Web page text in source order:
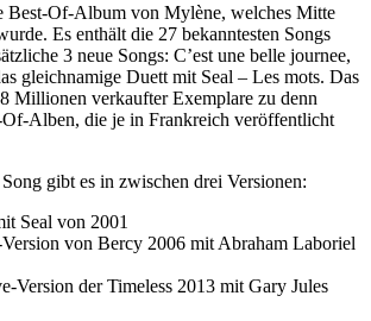
Best-Of-Album von Mylène, welches Mitte
Es enthält die 27 bekanntesten Songs
3 neue Songs: C’est une belle journee,
gleichnamige Duett mit Seal – Les mots. Das
Millionen verkaufter Exemplare zu denn
Alben, die je in Frankreich veröffentlicht
gibt es in zwischen drei Versionen:
Seal von 2001
von Bercy 2006 mit Abraham Laboriel
Version der Timeless 2013 mit Gary Jules